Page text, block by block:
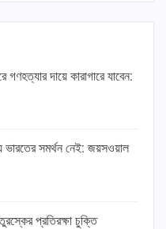
গণহত্যার দায়ে কারাগারে যাবেন:
ভারতের সমর্থন নেই: জয়সওয়াল
প্রতিরক্ষা চুক্তি